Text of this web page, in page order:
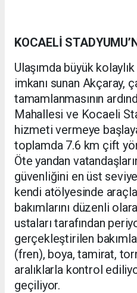
KOCAELİ
Ulaşımda büyük
imkanı sunan Akçaray,
tamamlanmasının
Mahallesi ve Kocaeli
hizmeti vermeye
toplamda 7.6 km çift
Öte yandan
güvenliğini en üst
kendi atölyesinde
bakımlarını düzenli
ustaları tarafından
gerçekleştirilen
(fren), boya, tamirat,
aralıklarla kontrol
geçiliyor.